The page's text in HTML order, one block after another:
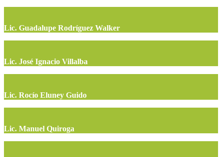
Lic. Guadalupe Rodríguez Walker
Lic. José Ignacio Villalba
Lic. Rocío Eluney Guido
Lic. Manuel Quiroga